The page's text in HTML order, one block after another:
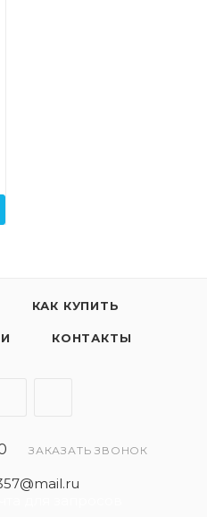
КАК КУПИТЬ
КОНТАКТЫ
ЗАКАЗАТЬ ЗВОНОК